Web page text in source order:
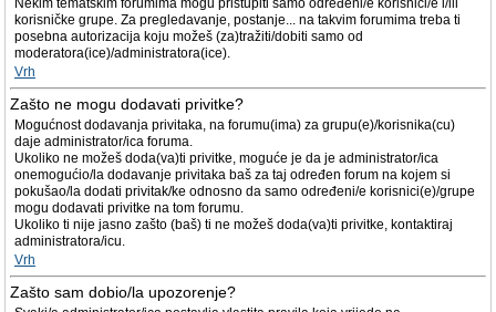
Nekim tematskim forumima mogu pristupiti samo određeni/e korisnici/e i/ili
korisničke grupe. Za pregledavanje, postanje... na takvim forumima treba ti
posebna autorizacija koju možeš (za)tražiti/dobiti samo od
moderatora(ice)/administratora(ice).
Vrh
Zašto ne mogu dodavati privitke?
Mogućnost dodavanja privitaka, na forumu(ima) za grupu(e)/korisnika(cu)
daje administrator/ica foruma.
Ukoliko ne možeš doda(va)ti privitke, moguće je da je administrator/ica
onemogućio/la dodavanje privitaka baš za taj određen forum na kojem si
pokušao/la dodati privitak/ke odnosno da samo određeni/e korisnici(e)/grupe
mogu dodavati privitke na tom forumu.
Ukoliko ti nije jasno zašto (baš) ti ne možeš doda(va)ti privitke, kontaktiraj
administratora/icu.
Vrh
Zašto sam dobio/la upozorenje?